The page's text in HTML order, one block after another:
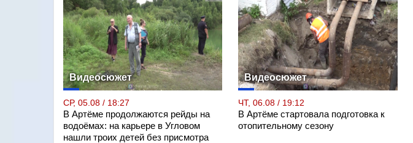
Видеосюжет
СР, 05.08 / 18:27
В Артёме продолжаются рейды на
водоёмах: на карьере в Угловом
нашли троих детей без присмотра
Видеосюжет
ЧТ, 06.08 / 19:12
В Артёме стартовала подготовка к
отопительному сезону